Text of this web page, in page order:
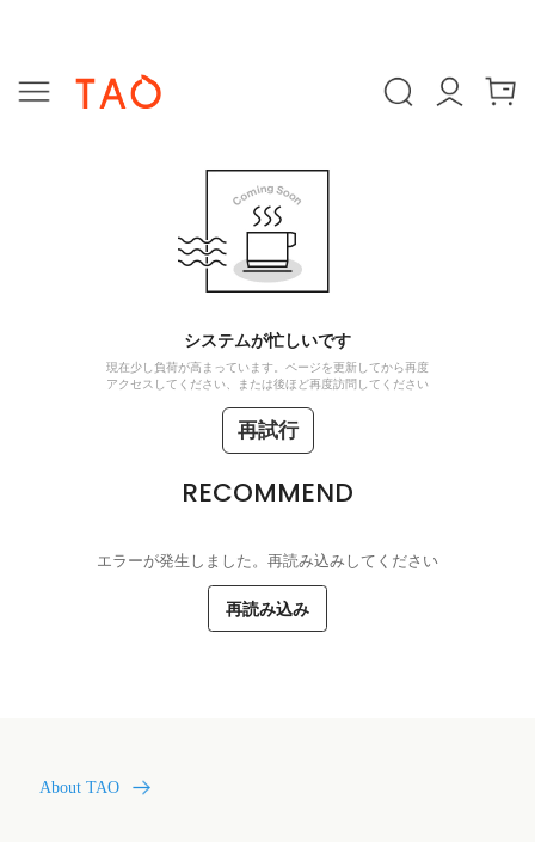
システムが忙しいです
現在少し負荷が高まっています。ページを更新してから再度
アクセスしてください、または後ほど再度訪問してください
再試行
RECOMMEND
エラーが発生しました。再読み込みしてください
再読み込み
About TAO